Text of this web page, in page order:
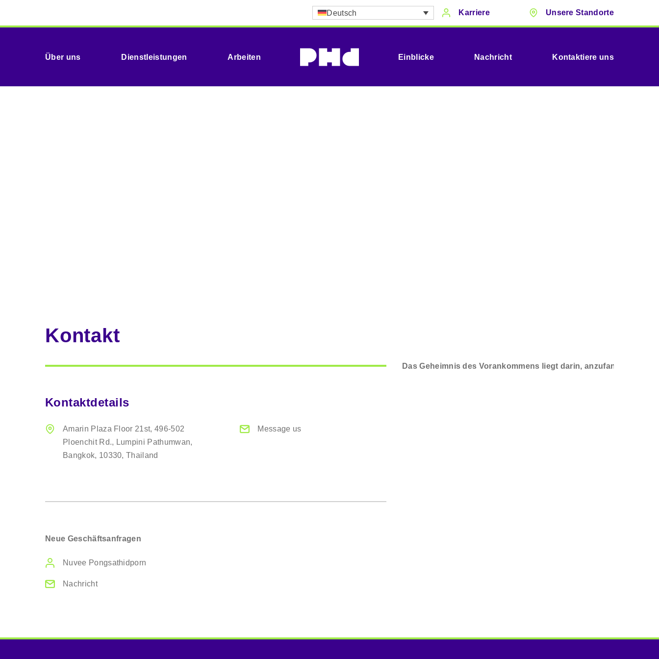
Deutsch Karriere Unsere Standorte
Über uns Dienstleistungen Arbeiten Einblicke Nachricht Kontaktiere uns
Kontakt
Das Geheimnis des Vorankommens liegt darin, anzufangen
Kontaktdetails
Amarin Plaza Floor 21st,496-502
Ploenchit Rd., Lumpini Pathumwan,
Bangkok, 10330,Thailand
Message us
Neue Geschäftsanfragen
Nuvee Pongsathidporn
Nachricht